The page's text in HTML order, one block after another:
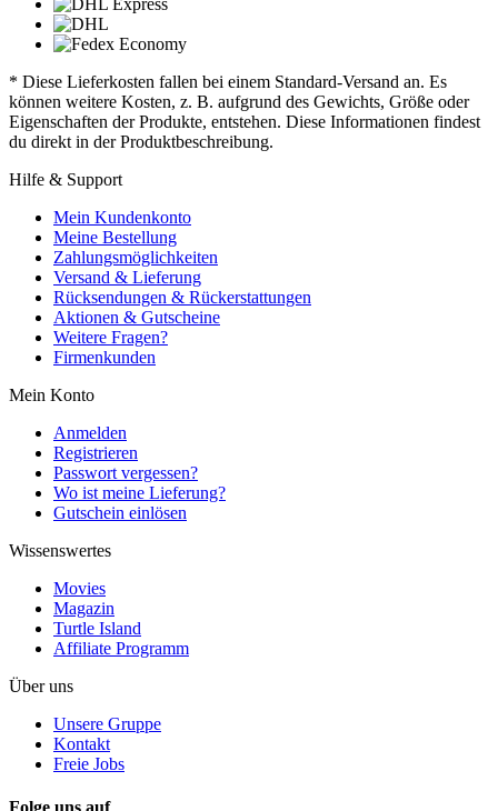
* Diese Lieferkosten fallen bei einem Standard-Versand an. Es
können weitere Kosten, z. B. aufgrund des Gewichts, Größe oder
Eigenschaften der Produkte, entstehen. Diese Informationen findest
du direkt in der Produktbeschreibung.
Hilfe & Support
Mein Kundenkonto
Meine Bestellung
Zahlungsmöglichkeiten
Versand & Lieferung
Rücksendungen & Rückerstattungen
Aktionen & Gutscheine
Weitere Fragen?
Firmenkunden
Mein Konto
Anmelden
Registrieren
Passwort vergessen?
Wo ist meine Lieferung?
Gutschein einlösen
Wissenswertes
Movies
Magazin
Turtle Island
Affiliate Programm
Über uns
Unsere Gruppe
Kontakt
Freie Jobs